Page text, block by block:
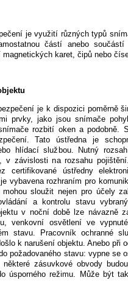
je využití různých typů
částí anebo
karet, čipů nebo
je k dispozici poměrně
prvky, jako jsou snímače
rozbití oken a podobně.
Tato ústředna je
hlídací službou. Nutný
v závislosti na rozsahu
certifikované ústředny
vybavena rozhraním pro
sloužit nejen pro účely
a kontrolu stavu
v noční době lze návazně
venkovní osvětlení ve
stavu. Pracovník ochranné
k narušení objektu. Anebo při
požadovaného stavu: vypne se
některé zásuvkové obvody
úsporného režimu. Může být